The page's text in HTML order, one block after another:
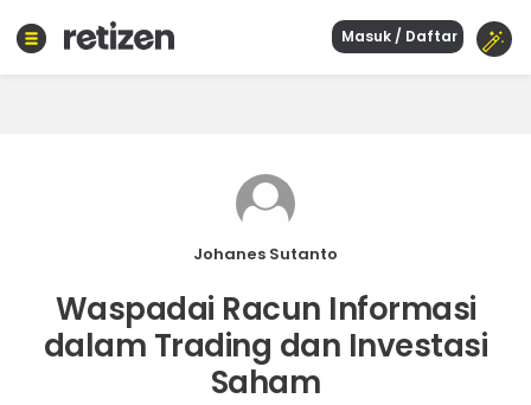
Masuk / Daftar
Johanes Sutanto
Waspadai Racun Informasi
dalam Trading dan Investasi
Saham
Sejarah